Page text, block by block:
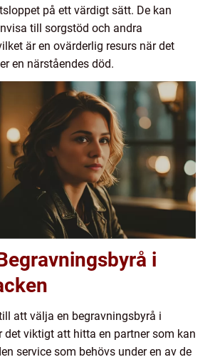
på ett värdigt sätt. De kan
till sorgstöd och andra
är en ovärderlig resurs när det
en närståendes död.
i
att välja en begravningsbyrå i
det viktigt att hitta en partner som kan
service som behövs under en av de